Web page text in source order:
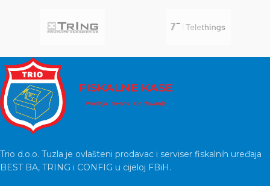
Trio d.o.o. Tuzla je ovlašteni prodavac i serviser fiskalnih uređaja
BEST BA, TRING i CONFIG u cijeloj FBiH.